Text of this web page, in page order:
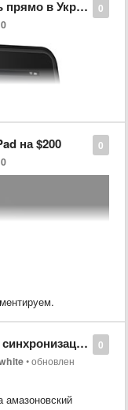
0
в Украину
0
заказыKindle Fire
курьерской
под
2013 года.
0
на $200
0
0
paperwhite
•обновлен
амазоновский